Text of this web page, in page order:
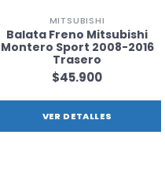
MITSUBISHI
Balata Freno Mitsubishi
Montero Sport 2008-2016
Trasero
$45.900
VER DETALLES